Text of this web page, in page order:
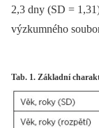
2,3 dny (SD =
výzkumného
Tab. 1. Základní